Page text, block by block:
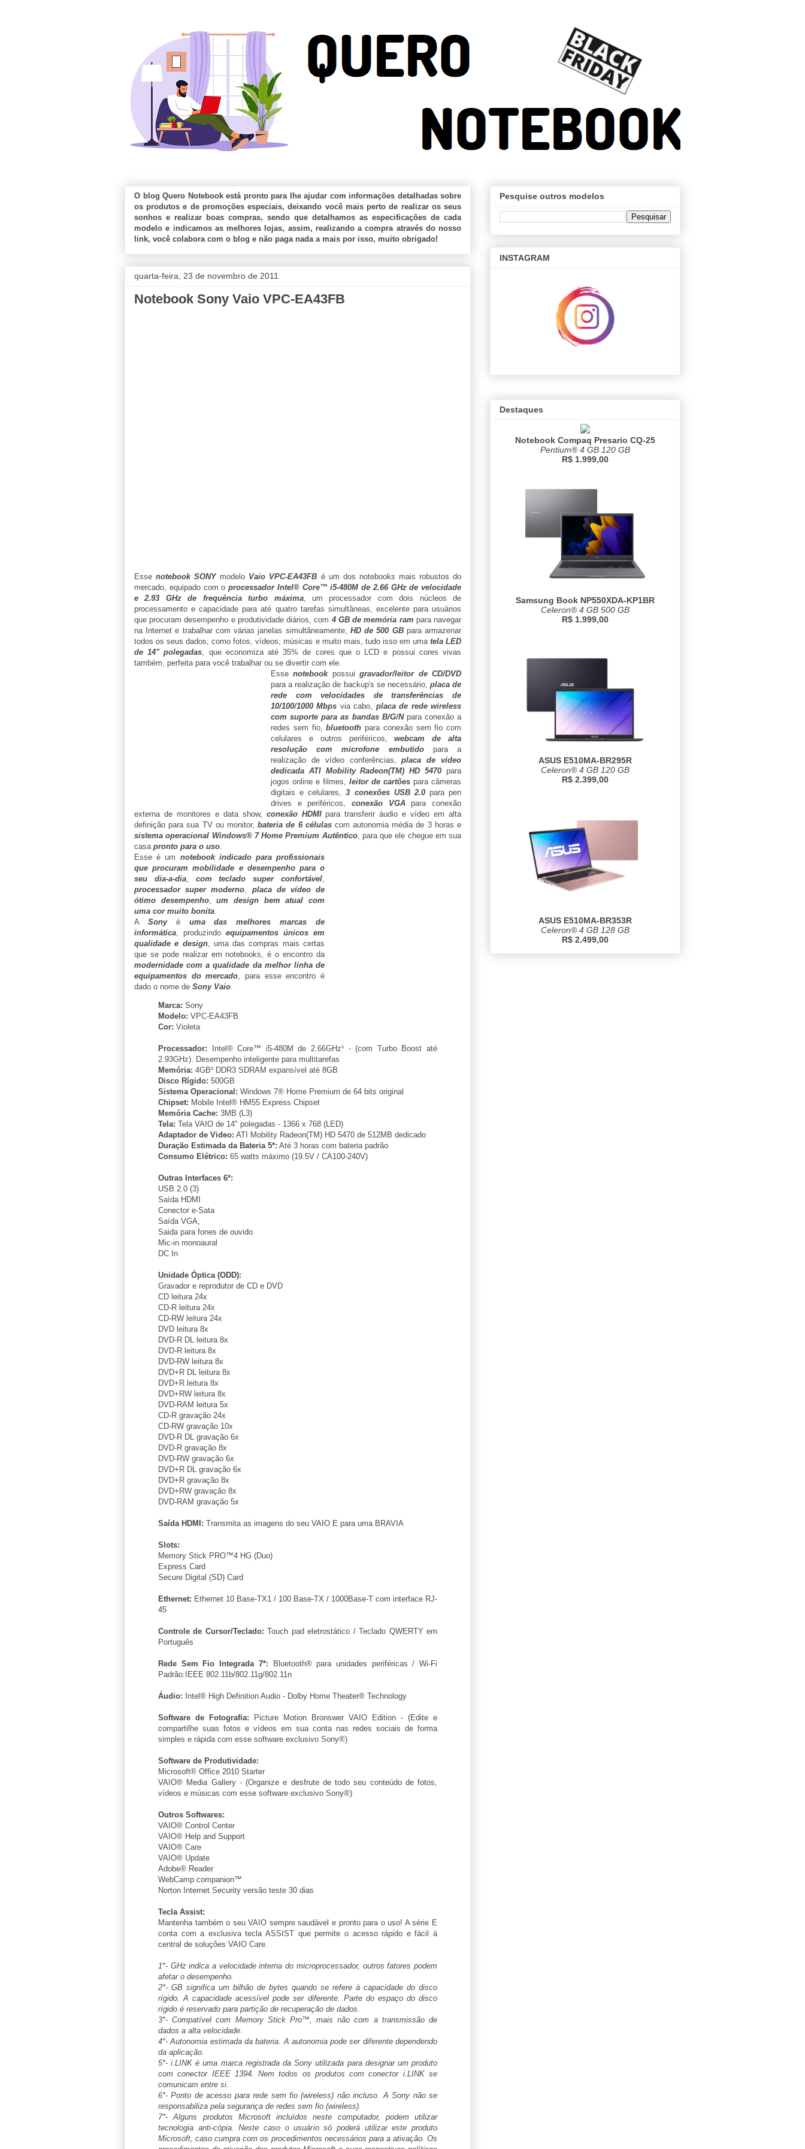
O blog Quero Notebook está pronto para lhe ajudar com informações detalhadas sobre
os produtos e de promoções especiais, deixando você mais perto de realizar os seus
sonhos e realizar boas compras, sendo que detalhamos as especificações de cada
modelo e indicamos as melhores lojas, assim, realizando a compra através do nosso
link, você colabora com o blog e não paga nada a mais por isso, muito obrigado!
quarta-feira, 23 de novembro de 2011
Notebook Sony Vaio VPC-EA43FB
Essenotebook SONYmodelo Vaio VPC-EA43FB é um dos notebooks mais robustos do
mercado, equipado com o processador Intel® Core™ i5-480M de 2.66 GHz de velocidade
e 2.93 GHz de frequência turbo máxima, um processador com dois núcleos de
processamento e capacidade para até quatro tarefas simultâneas, excelente para usuários
que procuram desempenho e produtividade diários, com 4 GB de memória ram para navegar
na Internet e trabalhar com várias janelas simultâneamente, HD de 500 GBpara armazenar
todos os seus dados, como fotos, vídeos, músicas e muito mais, tudo isso em uma tela LED
de 14" polegadas, que economiza até 35% de cores que o LCD e possui cores vivas
também, perfeita para você trabalhar ou se divertir com ele.
Essenotebook possuigravador/leitor de CD/DVD
para a realização de backup's se necessário, placa de
rede com velocidades de transferências de
10/100/1000 Mbps via cabo, placa de rede wireless
com suporte para as bandas B/G/Npara conexão a
redes sem fio,bluetooth para conexão sem fio com
celulares e outros periféricos,webcam de alta
resolução com microfone embutidopara a
realização de vídeo conferências,placa de vídeo
dedicada ATI Mobility Radeon(TM) HD 5470 para
jogos online e filmes, leitor de cartões para câmeras
digitais e celulares,3 conexões USB 2.0para pen
drives e periféricos, conexão VGApara conexão
externa de monitores e data show, conexão HDMIpara transferir áudio e vídeo em alta
definição para sua TV ou monitor,bateria de 6 célulascom autonomia média de 3 horas e
sistema operacional Windows® 7 Home Premium Autêntico, para que ele chegue em sua
casa pronto para o uso.
Esse é um notebook indicado para profissionais
que procuram mobilidade e desempenho para o
seu dia-a-dia, com teclado super confortável,
processador super moderno, placa de vídeo de
ótimo desempenho,um design bem atual com
uma cor muito bonita.
A
Sony éuma das melhores marcas de
informática, produzindo equipamentos únicos em
qualidade e design, uma das compras mais certas
que se pode realizar em notebooks, é o encontro da
modernidade com a qualidade da melhor linha de
equipamentos do mercado, para esse encontro é
dado o nome de Sony Vaio.
Marca: Sony
Modelo: VPC-EA43FB
Cor: Violeta
Processador: Intel® Core™ i5-480M de 2.66GHz¹ - (com Turbo Boost até
2.93GHz). Desempenho inteligente para multitarefas
Memória: 4GB² DDR3 SDRAM expansível até 8GB
Disco Rígido: 500GB
Sistema Operacional: Windows 7® Home Premium de 64 bits original
Chipset: Mobile Intel® HM55 Express Chipset
Memória Cache: 3MB (L3)
Tela: Tela VAIO de 14" polegadas - 1366 x 768 (LED)
Adaptador de Video: ATI Mobility Radeon(TM) HD 5470 de 512MB dedicado
Duração Estimada da Bateria 5*: Até 3 horas com bateria padrão
Consumo Elétrico: 65 watts máximo (19.5V / CA100-240V)
Outras Interfaces 6*:
USB 2.0 (3)
Saída HDMI
Conector e-Sata
Saída VGA,
Saida para fones de ouvido
Mic-in monoaural
DC In
Unidade Óptica (ODD):
Gravador e reprodutor de CD e DVD
CD leitura 24x
CD-R leitura 24x
CD-RW leitura 24x
DVD leitura 8x
DVD-R DL leitura 8x
DVD-R leitura 8x
DVD-RW leitura 8x
DVD+R DL leitura 8x
DVD+R leitura 8x
DVD+RW leitura 8x
DVD-RAM leitura 5x
CD-R gravação 24x
CD-RW gravação 10x
DVD-R DL gravação 6x
DVD-R gravação 8x
DVD-RW gravação 6x
DVD+R DL gravação 6x
DVD+R gravação 8x
DVD+RW gravação 8x
DVD-RAM gravação 5x
Saída HDMI: Transmita as imagens do seu VAIO E para uma BRAVIA
Slots:
Memory Stick PRO™4 HG (Duo)
Express Card
Secure Digital (SD) Card
Ethernet: Ethernet 10 Base-TX1 / 100 Base-TX / 1000Base-T com interface RJ-
45
Controle de Cursor/Teclado: Touch pad eletrostático / Teclado QWERTY em
Português
Rede Sem Fio Integrada 7*: Bluetooth® para unidades periféricas / Wi-Fi
Padrão:IEEE 802.11b/802.11g/802.11n
Áudio: Intel® High Definition Audio - Dolby Home Theater® Technology
Software de Fotografia: Picture Motion Bronswer VAIO Edition - (Edite e
compartilhe suas fotos e vídeos em sua conta nas redes sociais de forma
simples e rápida com esse software exclusivo Sony®)
Software de Produtividade:
Microsoft® Office 2010 Starter
VAIO® Media Gallery - (Organize e desfrute de todo seu conteúdo de fotos,
vídeos e músicas com esse software exclusivo Sony®)
Outros Softwares:
VAIO® Control Center
VAIO® Help and Support
VAIO® Care
VAIO® Update
Adobe® Reader
WebCamp companion™
Norton Internet Security versão teste 30 dias
Tecla Assist:
Mantenha também o seu VAIO sempre saudável e pronto para o uso! A série E
conta com a exclusiva tecla ASSIST que permite o acesso rápido e fácil à
central de soluções VAIO Care.
1*- GHz indica a velocidade interna do microprocessador, outros fatores podem
afetar o desempenho.
2*- GB significa um bilhão de bytes quando se refere à capacidade do disco
rígido. A capacidade acessível pode ser diferente. Parte do espaço do disco
rígido é reservado para partição de recuperação de dados.
3*- Compatível com Memory Stick Pro™, mais não com a transmissão de
dados a alta velocidade.
4*- Autonomia estimada da bateria. A autonomia pode ser diferente dependendo
da aplicação.
5*- i.LINK é uma marca registrada da Sony utilizada para designar um produto
com conector IEEE 1394. Nem todos os produtos com conector i.LINK se
comunicam entre si.
6*- Ponto de acesso para rede sem fio (wireless) não incluso. A Sony não se
responsabiliza pela segurança de redes sem fio (wireless).
7*- Alguns produtos Microsoft incluídos neste computador, podem utilizar
tecnologia anti-cópia. Neste caso o usuário só poderá utilizar este produto
Microsoft, caso cumpra com os procedimentos necessários para a ativação. Os
Pesquise outros modelos
INSTAGRAM
Destaques
Notebook Compaq Presario CQ-25
Pentium® 4 GB 120 GB
R$ 1.999,00
Samsung Book NP550XDA-KP1BR
Celeron® 4 GB 500 GB
R$ 1.999,00
ASUS E510MA-BR295R
Celeron® 4 GB 120 GB
R$ 2.399,00
ASUS E510MA-BR353R
Celeron® 4 GB 128 GB
R$ 2.499,00